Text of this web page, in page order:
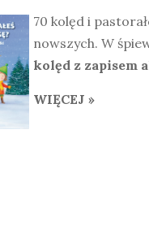
70 kolęd i
nowszych. W
kolęd z zapisem
WIĘCEJ »